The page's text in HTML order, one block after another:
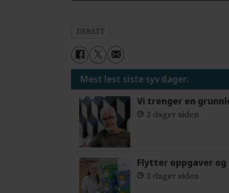
DEBATT
Mest lest siste syv dager:
Vi trenger en
3 dager siden
Flytter oppgaver
3 dager siden